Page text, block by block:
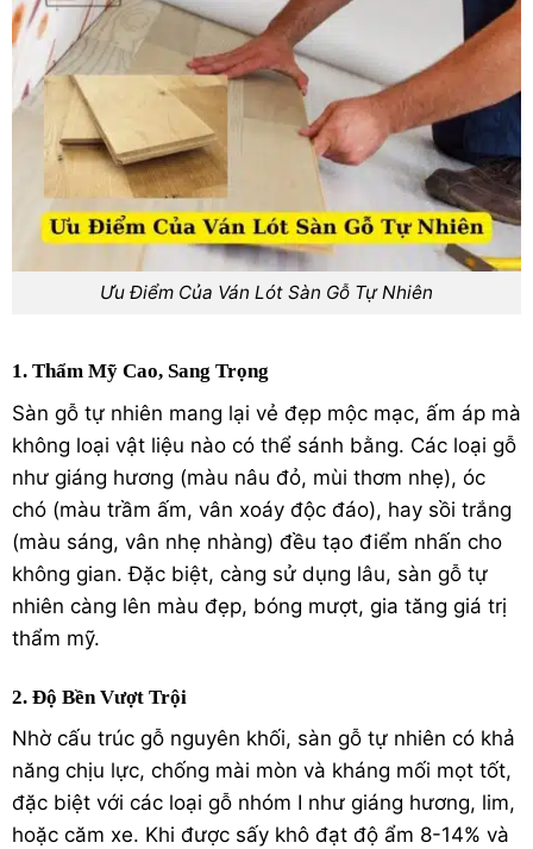
Ưu Điểm Của Ván Lót Sàn Gỗ Tự Nhiên
1. Thẩm Mỹ Cao, Sang Trọng
Sàn gỗ tự nhiên mang lại vẻ đẹp mộc mạc, ấm áp mà
không loại vật liệu nào có thể sánh bằng. Các loại gỗ
như giáng hương (màu nâu đỏ, mùi thơm nhẹ), óc
chó (màu trầm ấm, vân xoáy độc đáo), hay sồi trắng
(màu sáng, vân nhẹ nhàng) đều tạo điểm nhấn cho
không gian. Đặc biệt, càng sử dụng lâu, sàn gỗ tự
nhiên càng lên màu đẹp, bóng mượt, gia tăng giá trị
thẩm mỹ.
2. Độ Bền Vượt Trội
Nhờ cấu trúc gỗ nguyên khối, sàn gỗ tự nhiên có khả
năng chịu lực, chống mài mòn và kháng mối mọt tốt,
đặc biệt với các loại gỗ nhóm I như giáng hương, lim,
hoặc căm xe. Khi được sấy khô đạt độ ẩm 8-14% và